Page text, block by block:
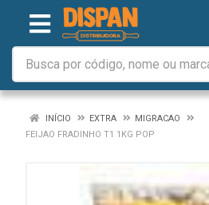
INÍCIO EXTRA
MIGRACAO
FEIJAO FRADINHO T1 1KG POP